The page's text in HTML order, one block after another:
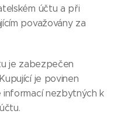
účtu a při
považovány za
je zabezpečen
je povinen
informací nezbytných k